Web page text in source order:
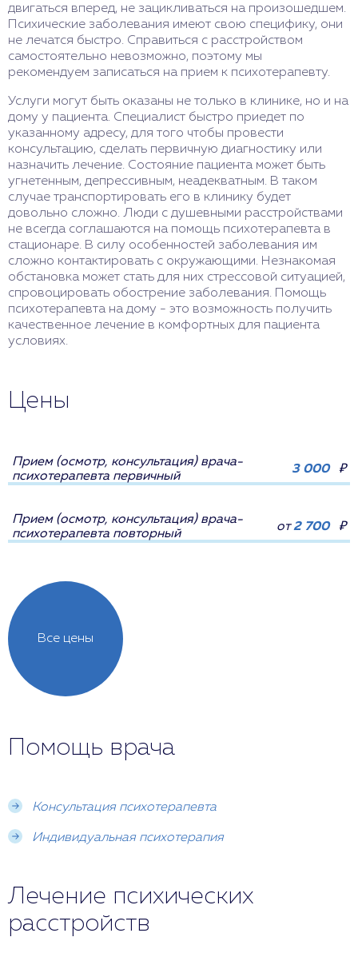
двигаться вперед, не зацикливаться на произошедшем.
Психические заболевания имеют свою специфику, они
не лечатся быстро. Справиться с расстройством
самостоятельно невозможно, поэтому мы
рекомендуем записаться на прием к психотерапевту.
Услуги могут быть оказаны не только в клинике, но и на
дому у пациента. Специалист быстро приедет по
указанному адресу, для того чтобы провести
консультацию, сделать первичную диагностику или
назначить лечение. Состояние пациента может быть
угнетенным, депрессивным, неадекватным. В таком
случае транспортировать его в клинику будет
довольно сложно. Люди с душевными расстройствами
не всегда соглашаются на помощь психотерапевта в
стационаре. В силу особенностей заболевания им
сложно контактировать с окружающими. Незнакомая
обстановка может стать для них стрессовой ситуацией,
спровоцировать обострение заболевания. Помощь
психотерапевта на дому - это возможность получить
качественное лечение в комфортных для пациента
условиях.
Цены
Все цены
Прием (осмотр, консультация) врача-
психотерапевта первичный
3 000 ₽
Прием (осмотр, консультация) врача-
психотерапевта повторный
от2 700 ₽
Помощь врача
Консультация психотерапевта
Индивидуальная психотерапия
Лечение психических
расстройств